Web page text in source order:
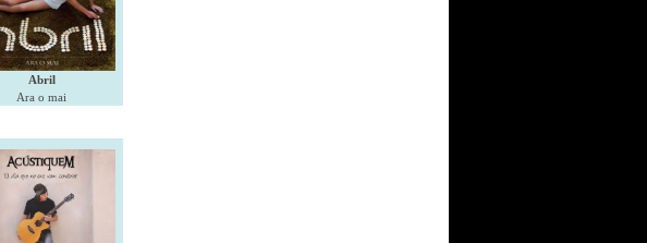
Abril
Ara o mai